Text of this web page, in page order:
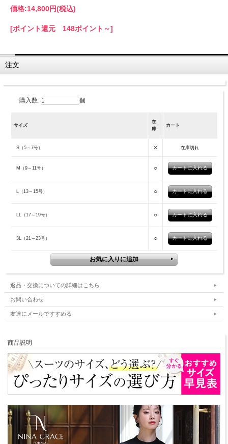
価格:14,800円(税込)
[ポイント還元 148ポイント～]
注文
購入数: 個
サイズ
在
庫
カート
S（5～7号） × 在庫切れ
M（9～11号） ○
L（13～15号） ○
LL（17～19号） ○
3L（21～23号） ○
返品・交換についての詳細はこちら
お問い合わせ
友達にメールですすめる
商品説明